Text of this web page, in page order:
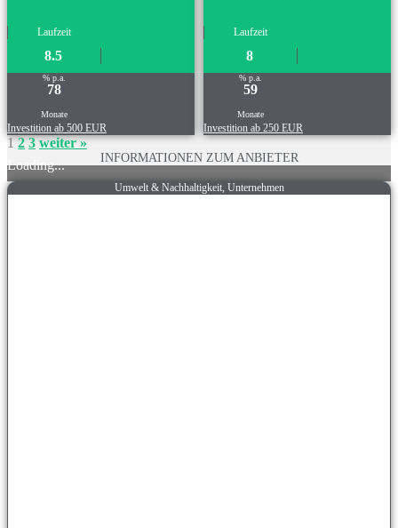
Laufzeit
8.5
78
% p.a.
Monate
Investition ab 500 EUR
Laufzeit
8
59
% p.a.
Monate
Investition ab 250 EUR
1 2 3 weiter »
INFORMATIONEN ZUM ANBIETER
Loading...
Umwelt & Nachhaltigkeit, Unternehmen